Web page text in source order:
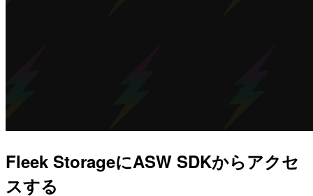
Fleek StorageにASW SDKからアクセ
スする